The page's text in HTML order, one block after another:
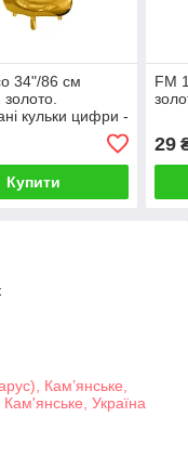
34"/86 см
кульки цифри -
Купити
FM
29
Кам’янське,
Україна